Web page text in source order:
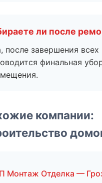
ли после
после завершения всех
финальная
компании:
Монтаж Отделка —